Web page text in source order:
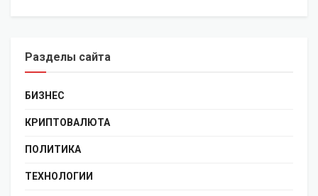
Разделы сайта
БИЗНЕС
КРИПТОВАЛЮТА
ПОЛИТИКА
ТЕХНОЛОГИИ